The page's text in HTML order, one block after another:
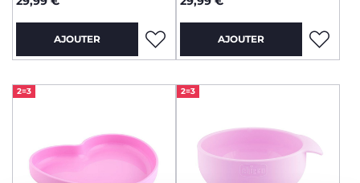
AJOUTER AJOUTER
2=3 2=3